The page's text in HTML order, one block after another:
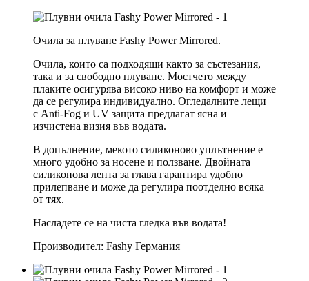
Очила за плуване Fashy Power Mirrored.
Очила, които са подходящи както за състезания,
така и за свободно плуване. Мостчето между
плаките осигурява високо ниво на комфорт и може
да се регулира индивидуално. Огледалните лещи
с Anti-Fog и UV защита предлагат ясна и
изчистена визия във водата.
В допълнение, мекото силиконово уплътнение е
много удобно за носене и ползване. Двойната
силиконова лента за глава гарантира удобно
прилепване и може да регулира поотделно всяка
от тях.
Насладете се на чиста гледка във водата!
Производител: Fashy Германия